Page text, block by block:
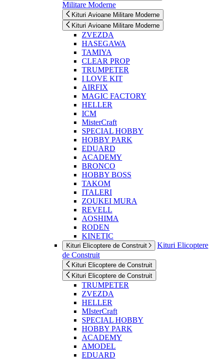
Militare Moderne
Kituri Avioane Militare Moderne
Kituri Avioane Militare Moderne
ZVEZDA
HASEGAWA
TAMIYA
CLEAR PROP
TRUMPETER
I LOVE KIT
AIRFIX
MAGIC FACTORY
HELLER
ICM
MisterCraft
SPECIAL HOBBY
HOBBY PARK
EDUARD
ACADEMY
BRONCO
HOBBY BOSS
TAKOM
ITALERI
ZOUKEI MURA
REVELL
AOSHIMA
RODEN
KINETIC
Kituri Elicoptere de Construit
Kituri Elicoptere
de Construit
Kituri Elicoptere de Construit
Kituri Elicoptere de Construit
TRUMPETER
ZVEZDA
HELLER
MIsterCraft
SPECIAL HOBBY
HOBBY PARK
ACADEMY
AMODEL
EDUARD